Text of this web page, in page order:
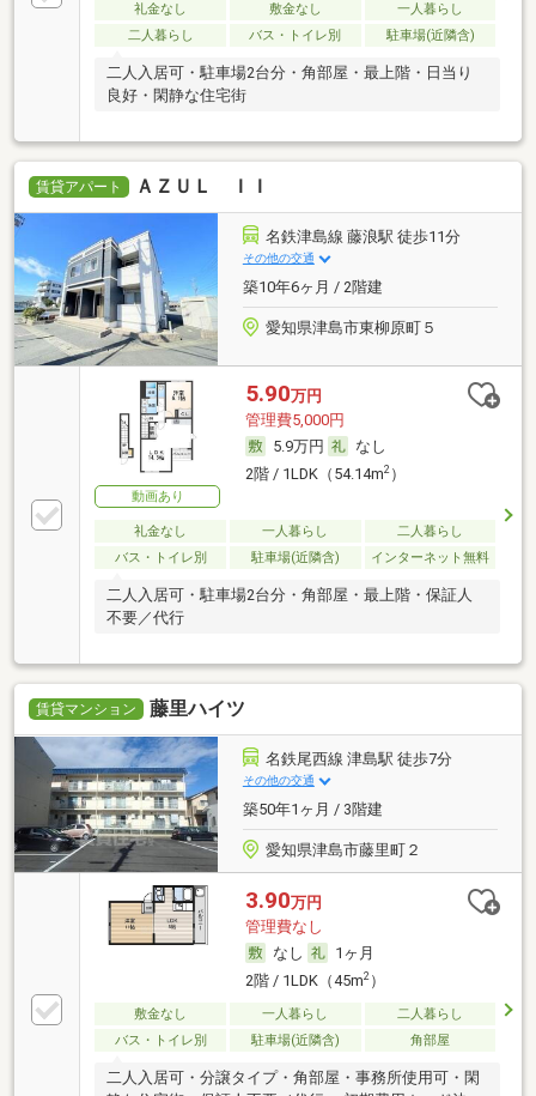
礼金なし 敷金なし
一人暮らし
二人暮らし
バス・トイレ別 駐車場(近隣含)
二人入居可・駐車場2台分・角部屋・最上階・日当り
良好・閑静な住宅街
賃貸アパート ＡＺＵＬ ＩＩ
名鉄津島線 藤浪駅 徒歩11分
その他の交通
築10年6ヶ月 / 2階建
愛知県津島市東柳原町５
動画あり
5.90万円
管理費5,000円
5.9万円
なし
2階 / 1LDK（54.14m2）
礼金なし 一人暮らし
二人暮らし
バス・トイレ別
駐車場(近隣含) インターネット無料
二人入居可・駐車場2台分・角部屋・最上階・保証人
不要／代行
賃貸マンション 藤里ハイツ
名鉄尾西線 津島駅 徒歩7分
その他の交通
築50年1ヶ月 / 3階建
愛知県津島市藤里町２
3.90万円
管理費なし
なし
1ヶ月
2階 / 1LDK（45m2）
敷金なし 一人暮らし
二人暮らし
バス・トイレ別
駐車場(近隣含) 角部屋
二人入居可・分譲タイプ・角部屋・事務所使用可・閑